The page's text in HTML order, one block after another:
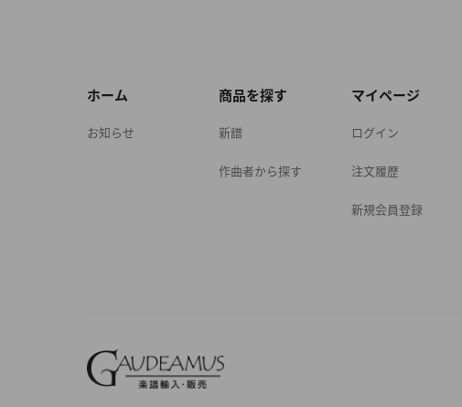
ホーム
お知らせ
商品を探す
新譜
作曲者から探す
マイページ
ログイン
注文履歴
新規会員登録